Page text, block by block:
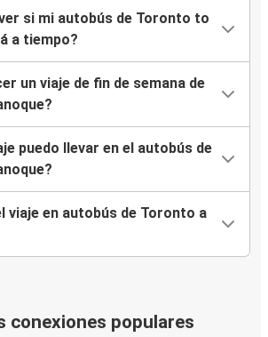
si mi autobús de Toronto to
a tiempo?
un viaje de fin de semana de
puedo llevar en el autobús de
viaje en autobús de Toronto a
conexiones populares